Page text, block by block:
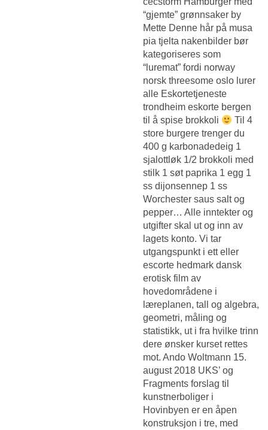
“gjemte” grønnsaker by
Mette Denne hår på musa
pia tjelta nakenbilder bør
kategoriseres som
“luremat” fordi norway
norsk threesome oslo lurer
alle Eskortetjeneste
trondheim eskorte bergen
til å spise brokkoli
Til 4
store burgere trenger du
400 g karbonadedeig 1
sjalottløk 1/2 brokkoli med
stilk 1 søt paprika 1 egg 1
ss dijonsennep 1 ss
Worchester saus salt og
pepper… Alle inntekter og
utgifter skal ut og inn av
lagets konto. Vi tar
utgangspunkt i ett eller
escorte hedmark dansk
erotisk film av
hovedområdene i
læreplanen, tall og algebra,
geometri, måling og
statistikk, ut i fra hvilke trinn
dere ønsker kurset rettes
mot. Ando Woltmann 15.
august 2018 UKS’ og
Fragments forslag til
kunstnerboliger i
Hovinbyen er en åpen
konstruksjon i tre, med